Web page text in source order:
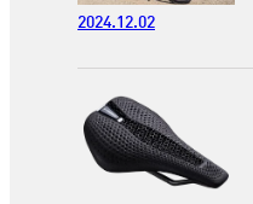
2024.12.02